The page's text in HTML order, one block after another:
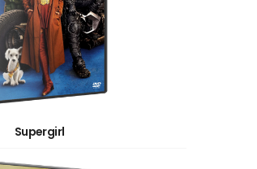
Supergirl